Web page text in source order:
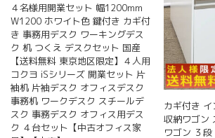
４名様用開業セット 幅1200mm
W1200 ホワイト色 鍵付き カギ付
き 事務用デスク ワーキングデス
ク 机 つくえ デスクセット 国産
【送料無料 東京地区限定】４人用
コクヨ iSシリーズ 開業セット 片
袖机 片袖デスク オフィスデスク
事務机 ワークデスク スチールデ
スク 事務デスク オフィス用デス
ク ４台セット【中古オフィス家
カギ付き
収納ワゴン
ワゴン ３